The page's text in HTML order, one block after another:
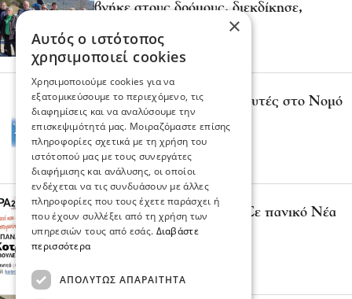
βγήκε στους δρόμους, διεκδίκησε,
17 Μαΐ 2023, 13:58
Σερραικά Νέα
Όλοι οι υποψήφιοι βουλευτές στο Νομό
Σερρών!
05 Μαΐ 2023, 08:27
Σερραικά Νέα
Παναγιώτης Κοτρώνης: Σε πανικό Νέα
Δημοκρατία – ΣΥΡΙΖΑ!
×
Αυτός ο ιστότοπος
χρησιμοποιεί cookies
Χρησιμοποιούμε cookies για να
εξατομικεύσουμε το περιεχόμενο, τις
διαφημίσεις και να αναλύσουμε την
επισκεψιμότητά μας. Μοιραζόμαστε επίσης
πληροφορίες σχετικά με τη χρήση του
ιστότοπού μας με τους συνεργάτες
διαφήμισης και ανάλυσης, οι οποίοι
ενδέχεται να τις συνδυάσουν με άλλες
πληροφορίες που τους έχετε παράσχει ή
που έχουν συλλέξει από τη χρήση των
υπηρεσιών τους από εσάς. Διαβάστε
περισσότερα
ΑΠΟΛΎΤΩΣ ΑΠΑΡΑΊΤΗΤΑ